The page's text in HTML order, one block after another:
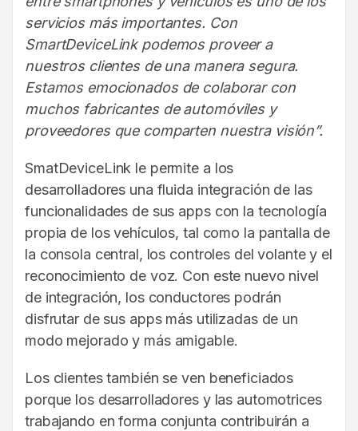
servicios más importantes. Con
SmartDeviceLink podemos proveer a
nuestros clientes de una manera segura.
Estamos emocionados de colaborar con
muchos fabricantes de automóviles y
proveedores que comparten nuestra visión”.
SmatDeviceLink le permite a los
desarrolladores una fluida integración de las
funcionalidades de sus apps con la tecnología
propia de los vehículos, tal como la pantalla de
la consola central, los controles del volante y el
reconocimiento de voz. Con este nuevo nivel
de integración, los conductores podrán
disfrutar de sus apps más utilizadas de un
modo mejorado y más amigable.
Los clientes también se ven beneficiados
porque los desarrolladores y las automotrices
trabajando en forma conjunta contribuirán a